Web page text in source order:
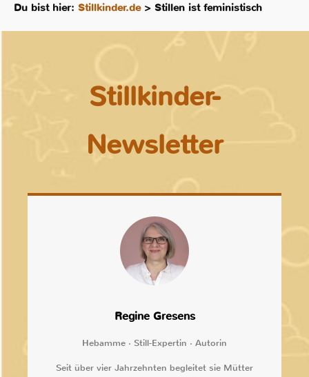
Du bist hier: Stillkinder.de> Stillen ist feministisch
Stillkinder-
Newsletter
Regine Gresens
Hebamme · Still-Expertin · Autorin
Seit über vier Jahrzehnten begleitet sie Mütter